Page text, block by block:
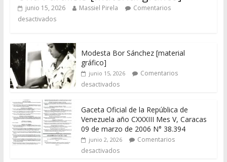
junio 15, 2026 Massiel Pirela
Comentarios
desactivados
Modesta Bor Sánchez [material
gráfico]
junio 15, 2026
Comentarios
desactivados
Gaceta Oficial de la República de
Venezuela año CXXXIII Mes V, Caracas
09 de marzo de 2006 N° 38.394
junio 2, 2026
Comentarios
desactivados